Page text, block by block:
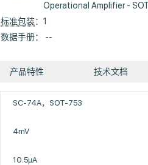
Operational Amplifier -
标准包装：1
数据手册： --
产品特性 技术文档
SC-74A，SOT-753
4mV
10.5µA